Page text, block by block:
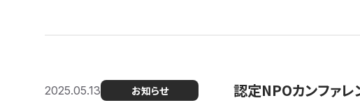
2025.05.13 お知らせ 認定NPOカンファ